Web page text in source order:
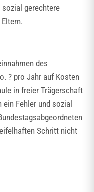
gerechtere
des
? pro Jahr auf Kosten
in freier Trägerschaft
Fehler und sozial
Schritt nicht